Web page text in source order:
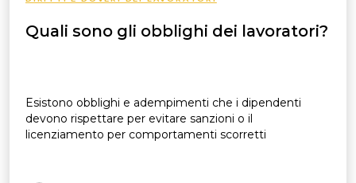
Quali sono gli obblighi dei lavoratori?
Esistono obblighi e adempimenti che i dipendenti
devono rispettare per evitare sanzioni o il
licenziamento per comportamenti scorretti